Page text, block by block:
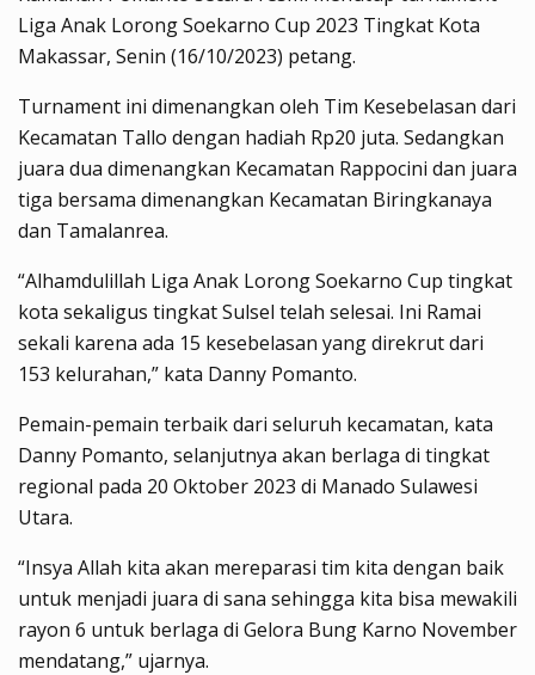
Liga Anak Lorong Soekarno Cup 2023 Tingkat Kota
Makassar, Senin (16/10/2023) petang.
Turnament ini dimenangkan oleh Tim Kesebelasan dari
Kecamatan Tallo dengan hadiah Rp20 juta. Sedangkan
juara dua dimenangkan Kecamatan Rappocini dan juara
tiga bersama dimenangkan Kecamatan Biringkanaya
dan Tamalanrea.
“Alhamdulillah Liga Anak Lorong Soekarno Cup tingkat
kota sekaligus tingkat Sulsel telah selesai. Ini Ramai
sekali karena ada 15 kesebelasan yang direkrut dari
153 kelurahan,” kata Danny Pomanto.
Pemain-pemain terbaik dari seluruh kecamatan, kata
Danny Pomanto, selanjutnya akan berlaga di tingkat
regional pada 20 Oktober 2023 di Manado Sulawesi
Utara.
“Insya Allah kita akan mereparasi tim kita dengan baik
untuk menjadi juara di sana sehingga kita bisa mewakili
rayon 6 untuk berlaga di Gelora Bung Karno November
mendatang,” ujarnya.